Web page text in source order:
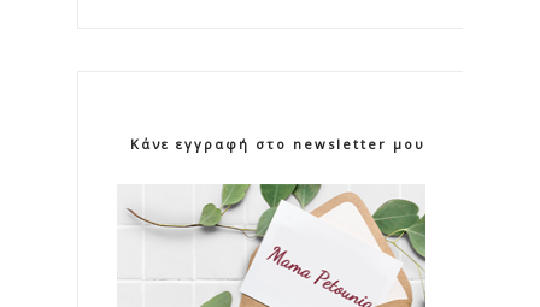
Κάνε εγγραφή στο newsletter μου!